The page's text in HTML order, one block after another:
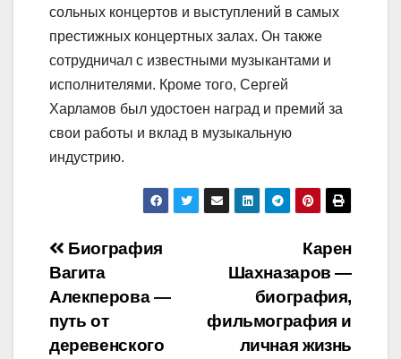
сольных концертов и выступлений в самых
престижных концертных залах. Он также
сотрудничал с известными музыкантами и
исполнителями. Кроме того, Сергей
Харламов был удостоен наград и премий за
свои работы и вклад в музыкальную
индустрию.
Навигация
по
записям
Карен
Шахназаров —
биография,
фильмография и
личная жизнь
Биография
Вагита
Алекперова —
путь от
деревенского